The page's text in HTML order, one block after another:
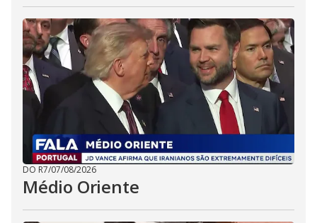
DO R7/07/08/2026
Médio Oriente